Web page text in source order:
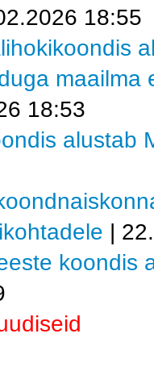
18:55
18:53
alustab
|
koondis